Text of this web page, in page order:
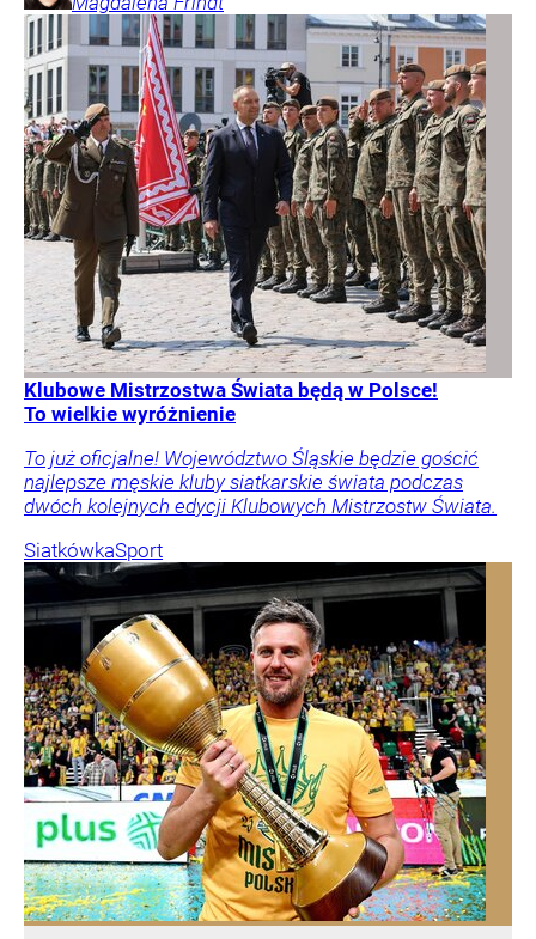
Klubowe Mistrzostwa Świata będą w Polsce!
To wielkie wyróżnienie
To już oficjalne! Województwo Śląskie będzie gościć
najlepsze męskie kluby siatkarskie świata podczas
dwóch kolejnych edycji Klubowych Mistrzostw Świata.
SiatkówkaSport